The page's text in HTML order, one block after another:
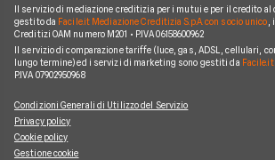
Il servizio di mediazione creditizia per i mutui e per il credito al
gestito da Facile.it Mediazione Creditizia S.p.A. con socio unico
Creditizi OAM numero M201 • P.IVA 06158600962
Il servizio di comparazione tariffe (luce, gas, ADSL, cellulari,
lungo termine) ed i servizi di marketing sono gestiti da Facile.it
P.IVA 07902950968
Condizioni Generali di Utilizzo del Servizio
Privacy policy
Cookie policy
Gestione cookie